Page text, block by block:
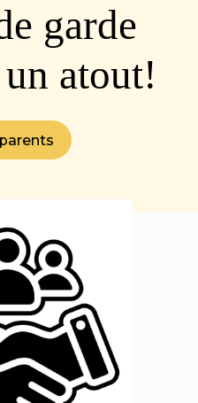
garde
atout!